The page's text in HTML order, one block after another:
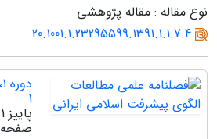
نوع مقاله : مقاله پژوهشی
20.1001.1.23295599.1391.1.1.7.4
1
پاییز 1391
صفحه